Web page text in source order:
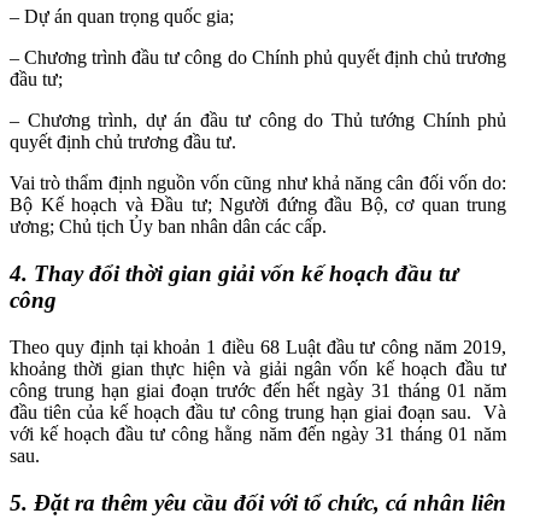
– Dự án quan trọng quốc gia;
– Chương trình đầu tư công do Chính phủ quyết định chủ trương
đầu tư;
– Chương trình, dự án đầu tư công do Thủ tướng Chính phủ
quyết định chủ trương đầu tư.
Vai trò thẩm định nguồn vốn cũng như khả năng cân đối vốn do:
Bộ Kế hoạch và Đầu tư; Người đứng đầu Bộ, cơ quan trung
ương; Chủ tịch Ủy ban nhân dân các cấp.
4. Thay đổi thời gian giải vốn kế hoạch đầu tư
công
Theo quy định tại khoản 1 điều 68 Luật đầu tư công năm 2019,
khoảngthời gian thực hiện và giải ngân vốn kế hoạch đầu tư
công trung hạn giai đoạn trước đến hết ngày 31 tháng 01 năm
đầu tiên của kế hoạch đầu tư công trung hạn giai đoạn sau. Và
với kế hoạch đầu tư công hằng năm đến ngày 31 tháng 01 năm
sau.
5. Đặt ra thêm yêu cầu đối với tổ chức, cá nhân liên